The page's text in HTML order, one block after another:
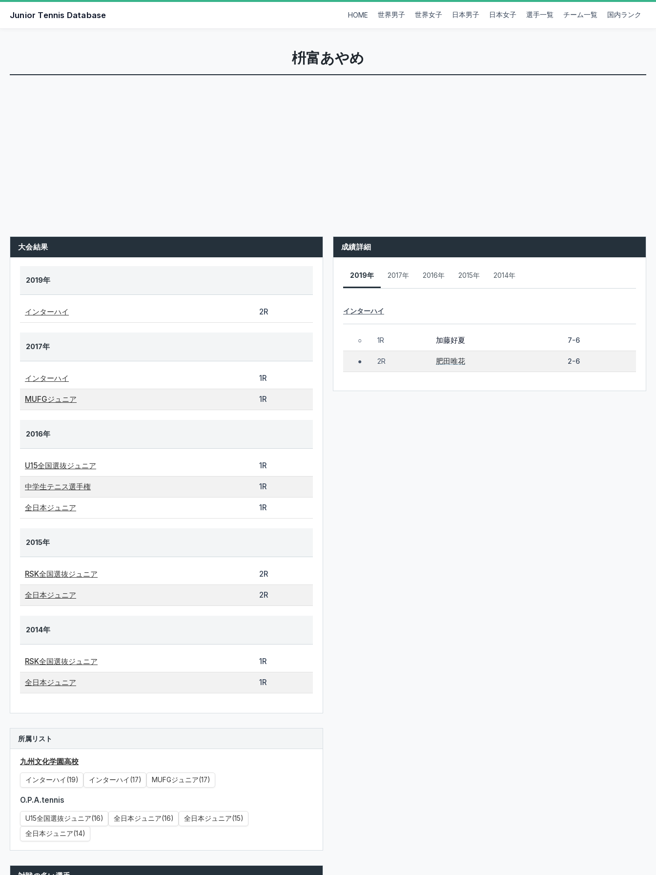
Junior Tennis Database HOME 世界男子 世界女子 日本男子 日本女子 選手一覧 チーム一覧 国内ランク
枡富あやめ
大会結果
2019年
インターハイ 2R
2017年
インターハイ 1R
MUFGジュニア 1R
2016年
U15全国選抜ジュニア 1R
中学生テニス選手権 1R
全日本ジュニア 1R
2015年
RSK全国選抜ジュニア 2R
全日本ジュニア 2R
2014年
RSK全国選抜ジュニア 1R
全日本ジュニア 1R
所属リスト
九州文化学園高校
インターハイ(19) インターハイ(17) MUFGジュニア(17)
O.P.A.tennis
U15全国選抜ジュニア(16) 全日本ジュニア(16)
全日本ジュニア(15)
全日本ジュニア(14)
成績詳細
2019年 2017年 2016年 2015年 2014年
インターハイ
○ 1R 加藤好夏 7-6
● 2R 肥田唯花 2-6